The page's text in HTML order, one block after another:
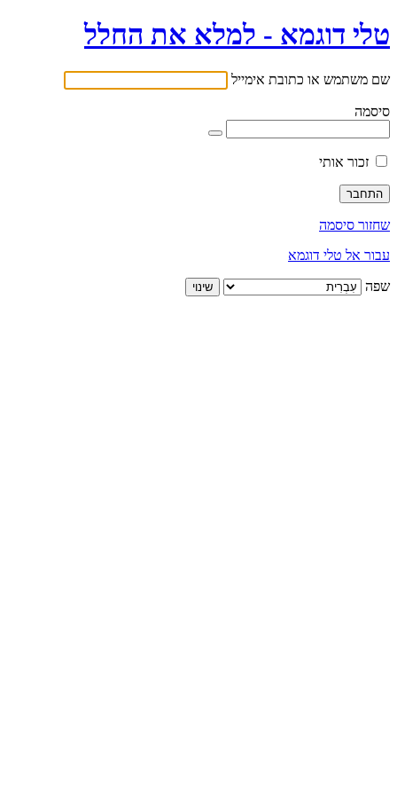
טלי דוגמא - למלא את החלל
שם משתמש או כתובת אימייל
סיסמה
זכור אותי
שחזור סיסמה
עבור אל טלי דוגמא
שפה